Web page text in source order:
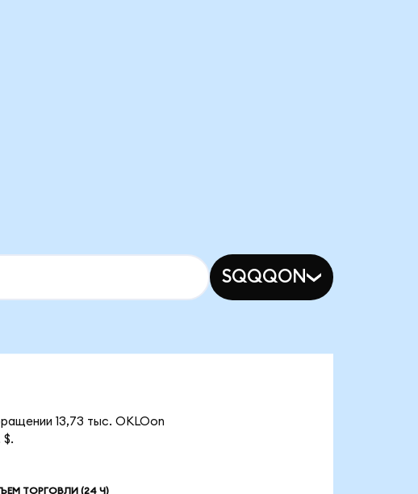
SQQQON
13,73 тыс. OKLOon
$.
ТОРГОВЛИ (24 Ч)